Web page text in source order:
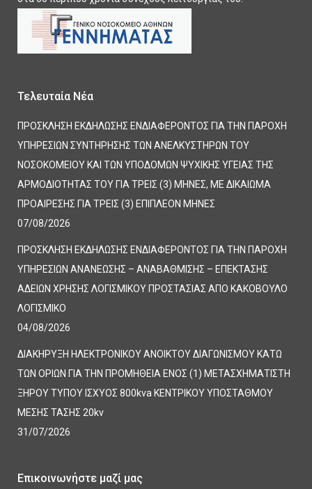
Τελευταία Νέα
ΠΡΟΣΚΛΗΣΗ ΕΚΔΗΛΩΣΗΣ ΕΝΔΙΑΦΕΡΟΝΤΟΣ ΓΙΑ ΤΗΝ ΠΑΡΟΧΗ
ΥΠΗΡΕΣΙΩΝ ΣΥΝΤΗΡΗΣΗΣ ΤΩΝ ΑΝΕΛΚΥΣΤΗΡΩΝ ΤΟΥ
ΝΟΣΟΚΟΜΕΙΟΥ ΚΑΙ ΤΩΝ ΥΠΟΔΟΜΩΝ ΨΥΧΙΚΗΣ ΥΓΕΙΑΣ ΤΗΣ
ΑΡΜΟΔΙΟΤΗΤΑΣ ΤΟΥ ΓΙΑ ΤΡΕΙΣ (3) ΜΗΝΕΣ, ΜΕ ΔΙΚΑΙΩΜΑ
ΠΡΟΑΙΡΕΣΗΣ ΓΙΑ ΤΡΕΙΣ (3) ΕΠΙΠΛΕΟΝ ΜΗΝΕΣ
07/08/2026
ΠΡΟΣΚΛΗΣΗ ΕΚΔΗΛΩΣΗΣ ΕΝΔΙΑΦΕΡΟΝΤΟΣ ΓΙΑ ΤΗΝ ΠΑΡΟΧΗ
ΥΠΗΡΕΣΙΩΝ ΑΝΑΝΕΩΣΗΣ – ΑΝΑΒΑΘΜΙΣΗΣ – ΕΠΕΚΤΑΣΗΣ
ΑΔΕΙΩΝ ΧΡΗΣΗΣ ΛΟΓΙΣΜΙΚΟΥ ΠΡΟΣΤΑΣΙΑΣ ΑΠΟ ΚΑΚΟΒΟΥΛΟ
ΛΟΓΙΣΜΙΚΟ
04/08/2026
ΔΙΑΚΗΡΥΞΗ ΗΛΕΚΤΡΟΝΙΚΟΥ ΑΝΟΙΚΤΟΥ ΔΙΑΓΩΝΙΣΜΟΥ ΚΑΤΩ
ΤΩΝ ΟΡΙΩΝ ΓΙΑ ΤΗΝ ΠΡΟΜΗΘΕΙΑ ΕΝΟΣ (1) ΜΕΤΑΣΧΗΜΑΤΙΣΤΗ
ΞΗΡΟΥ ΤΥΠΟΥ ΙΣΧΥΟΣ 800kva ΚΕΝΤΡΙΚΟΥ ΥΠΟΣΤΑΘΜΟΥ
ΜΕΣΗΣ ΤΑΣΗΣ 20kv
31/07/2026
Επικοινωνήστε μαζί μας